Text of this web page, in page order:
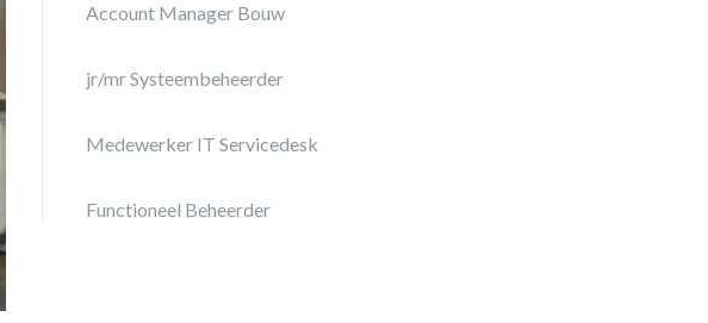
Account Manager Bouw
jr/mr Systeembeheerder
Medewerker IT Servicedesk
Functioneel Beheerder